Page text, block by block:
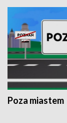
Poza miastem